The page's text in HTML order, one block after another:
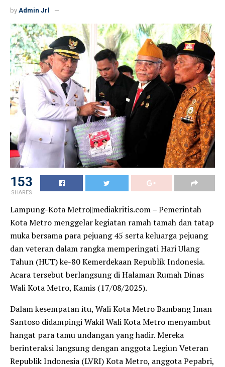
by Admin Jrl
153
SHARES
Lampung-Kota Metro||mediakritis.com – Pemerintah
Kota Metro menggelar kegiatan ramah tamah dan tatap
muka bersama para pejuang 45 serta keluarga pejuang
dan veteran dalam rangka memperingati Hari Ulang
Tahun (HUT) ke-80 Kemerdekaan Republik Indonesia.
Acara tersebut berlangsung di Halaman Rumah Dinas
Wali Kota Metro, Kamis (17/08/2025).
Dalam kesempatan itu, Wali Kota Metro Bambang Iman
Santoso didampingi Wakil Wali Kota Metro menyambut
hangat para tamu undangan yang hadir. Mereka
berinteraksi langsung dengan anggota Legiun Veteran
Republik Indonesia (LVRI) Kota Metro, anggota Pepabri,